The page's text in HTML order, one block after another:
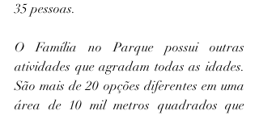
35 pessoas.
O Família no Parque possui outras
atividades que agradam todas as idades.
São mais de 20 opções diferentes em uma
área de 10 mil metros quadrados que